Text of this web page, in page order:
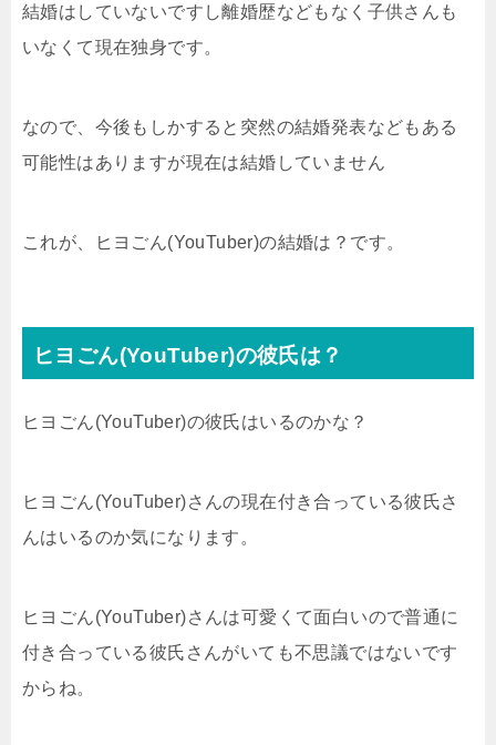
結婚はしていないですし離婚歴などもなく子供さんも
いなくて現在独身です。
なので、今後もしかすると突然の結婚発表などもある
可能性はありますが現在は結婚していません
これが、ヒヨごん(YouTuber)の結婚は？です。
ヒヨごん(YouTuber)の彼氏は？
ヒヨごん(YouTuber)の彼氏はいるのかな？
ヒヨごん(YouTuber)さんの現在付き合っている彼氏さ
んはいるのか気になります。
ヒヨごん(YouTuber)さんは可愛くて面白いので普通に
付き合っている彼氏さんがいても不思議ではないです
からね。